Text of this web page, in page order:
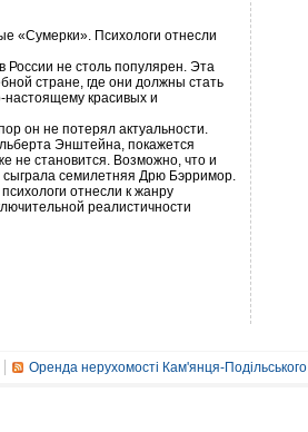
«Сумерки». Психологи отнесли
России не столь популярен. Эта
стране, где они должны стать
красивых и
он не потерял актуальности.
Энштейна, покажется
не становится. Возможно, что и
сыграла семилетняя Дрю Бэрримор.
отнесли к жанру
реалистичности
Оренда нерухомості Кам'янця-Подільського